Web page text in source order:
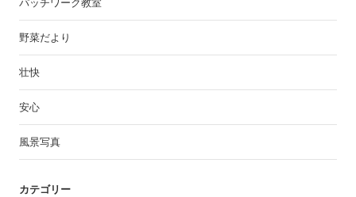
パッチワーク教室
野菜だより
壮快
安心
風景写真
カテゴリー